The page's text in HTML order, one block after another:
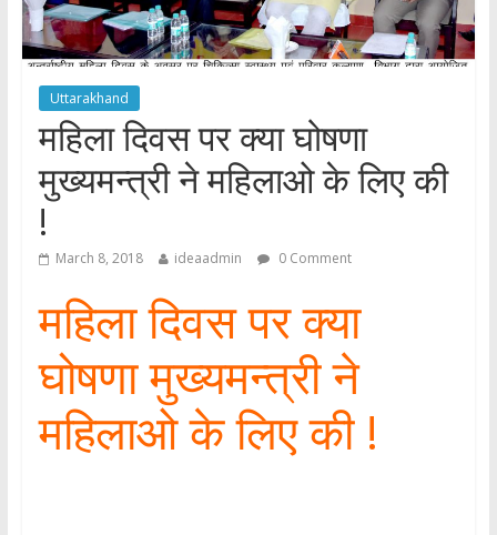
Uttarakhand
महिला दिवस पर क्या घोषणा
मुख्यमन्त्री ने महिलाओ के लिए की
!
March 8, 2018 ideaadmin 0 Comment
महिला दिवस पर क्या
घोषणा मुख्यमन्त्री ने
महिलाओ के लिए की !